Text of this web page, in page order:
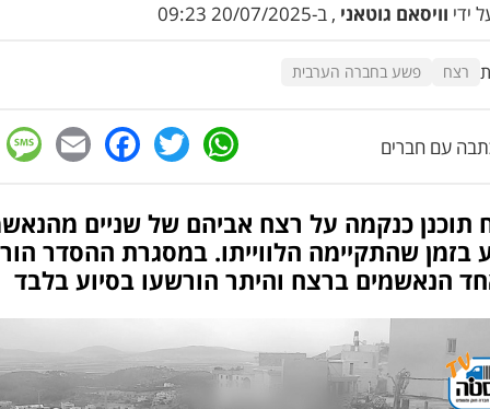
ידי וויסאם גוטאני , ב-20/07/2025 09:23
רצח פשע בחברה הערבית
עם חברים WhatsApp
Twitter
תוכנן כנקמה על רצח אביהם של שניים
בזמן שהתקיימה הלווייתו. במסגרת ההסדר
הנאשמים ברצח והיתר הורשעו בסיוע בלבד